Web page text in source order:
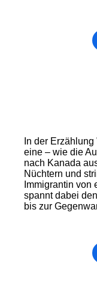
In der
eine – wie die
nach Kanada
Nüchtern und
Immigrantin von
spannt dabei
bis zur